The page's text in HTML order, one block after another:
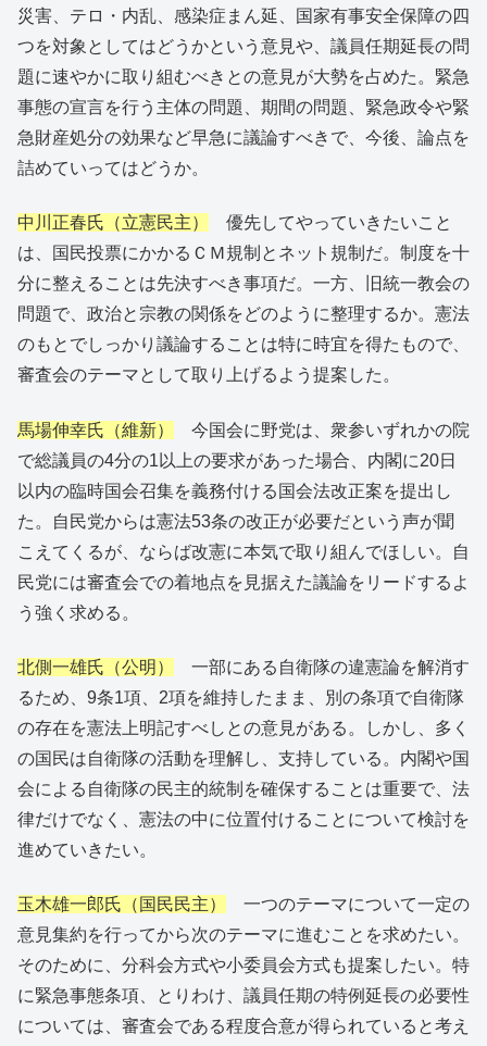
災害、テロ・内乱、感染症まん延、国家有事安全保障の四
つを対象としてはどうかという意見や、議員任期延長の問
題に速やかに取り組むべきとの意見が大勢を占めた。緊急
事態の宣言を行う主体の問題、期間の問題、緊急政令や緊
急財産処分の効果など早急に議論すべきで、今後、論点を
詰めていってはどうか。
中川正春氏（立憲民主）
優先してやっていきたいこと
は、国民投票にかかるＣＭ規制とネット規制だ。制度を十
分に整えることは先決すべき事項だ。一方、旧統一教会の
問題で、政治と宗教の関係をどのように整理するか。憲法
のもとでしっかり議論することは特に時宜を得たもので、
審査会のテーマとして取り上げるよう提案した。
馬場伸幸氏（維新）
今国会に野党は、衆参いずれかの院
で総議員の4分の1以上の要求があった場合、内閣に20日
以内の臨時国会召集を義務付ける国会法改正案を提出し
た。自民党からは憲法53条の改正が必要だという声が聞
こえてくるが、ならば改憲に本気で取り組んでほしい。自
民党には審査会での着地点を見据えた議論をリードするよ
う強く求める。
北側一雄氏（公明）
一部にある自衛隊の違憲論を解消す
るため、9条1項、2項を維持したまま、別の条項で自衛隊
の存在を憲法上明記すべしとの意見がある。しかし、多く
の国民は自衛隊の活動を理解し、支持している。内閣や国
会による自衛隊の民主的統制を確保することは重要で、法
律だけでなく、憲法の中に位置付けることについて検討を
進めていきたい。
玉木雄一郎氏（国民民主）
一つのテーマについて一定の
意見集約を行ってから次のテーマに進むことを求めたい。
そのために、分科会方式や小委員会方式も提案したい。特
に緊急事態条項、とりわけ、議員任期の特例延長の必要性
については、審査会である程度合意が得られていると考え